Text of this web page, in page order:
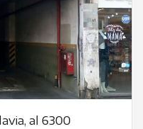
al 6300